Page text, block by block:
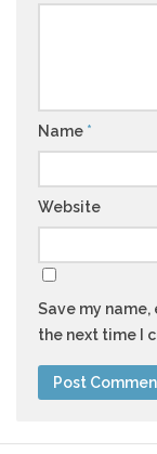
Name *
Website
Save my
the next time I